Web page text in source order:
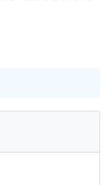
Tsédaka : pauvres d'Israel
de Vacances Pour les Enfants